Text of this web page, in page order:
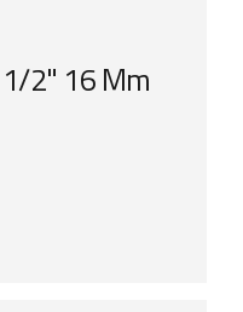
2" 16 Mm